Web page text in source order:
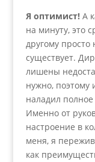
Я оптимист!А
на минуту, это
другому
существует.
лишены
нужно, поэтому
наладил
Именно от
настроение в
меня, я
как